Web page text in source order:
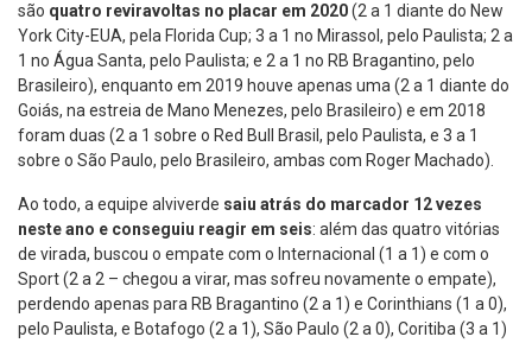
são quatro reviravoltas no placar em 2020(2 a 1 diante do New
York City-EUA, pela Florida Cup; 3 a 1 no Mirassol, pelo Paulista; 2 a
1 no Água Santa, pelo Paulista; e 2 a 1 no RB Bragantino, pelo
Brasileiro), enquanto em 2019 houve apenas uma (2 a 1 diante do
Goiás, na estreia de Mano Menezes, pelo Brasileiro) e em 2018
foram duas (2 a 1 sobre o Red Bull Brasil, pelo Paulista, e 3 a 1
sobre o São Paulo, pelo Brasileiro, ambas com Roger Machado).
Ao todo, a equipe alviverde saiu atrás do marcador 12 vezes
neste ano e conseguiu reagir em seis: além das quatro vitórias
de virada, buscou o empate com o Internacional (1 a 1) e com o
Sport (2 a 2 – chegou a virar, mas sofreu novamente o empate),
perdendo apenas para RB Bragantino (2 a 1) e Corinthians (1 a 0),
pelo Paulista, e Botafogo (2 a 1), São Paulo (2 a 0), Coritiba (3 a 1)